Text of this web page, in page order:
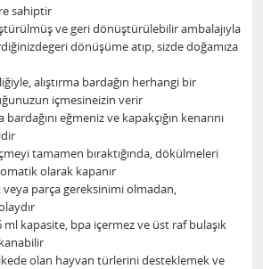
sahiptir
ve geri dönüştürülebilir ambalajıyla
dönüşüme atıp, sizde doğamıza
alıştırma bardağın herhangi bir
içmesineizin verir
bardağını eğmeniz ve kapakçığın kenarını
tamamen bıraktığında, dökülmeleri
olarak kapanır
veya parça gereksinimi olmadan,
ml kapasite, bpa içermez ve üst raf bulaşık
olan hayvan türlerini desteklemek ve